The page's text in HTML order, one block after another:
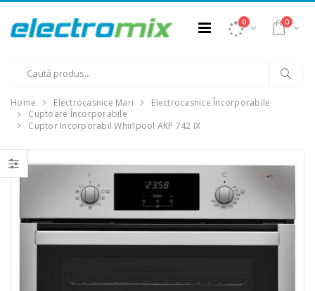
0 0
Home Electrocasnice Mari
Electrocasnice Încorporabile
Cuptoare Încorporabile
Cuptor Incorporabil Whirlpool AKP 742 IX